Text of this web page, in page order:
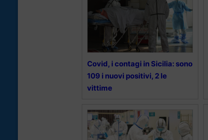
Covid, i contagi in Sicilia: sono
109 i nuovi positivi, 2 le
vittime